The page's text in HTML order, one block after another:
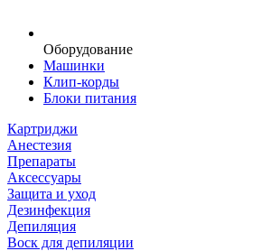
Оборудование
Машинки
Клип-корды
Блоки питания
Картриджи
Анестезия
Препараты
Аксессуары
Защита и уход
Дезинфекция
Депиляция
Воск для депиляции